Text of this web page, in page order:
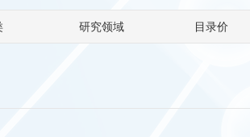
Sunrise Science
研究领域 目录价